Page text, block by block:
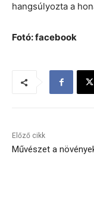
hangsúlyozta a
Fotó: facebook
Előző cikk
Művészet a